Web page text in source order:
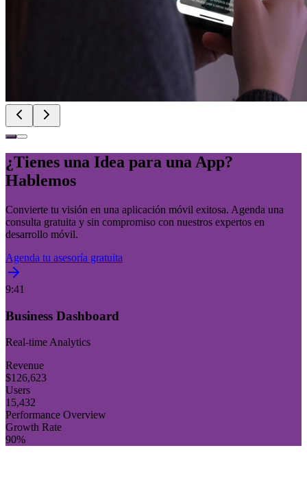
¿Tienes una Idea para una App?
Hablemos
Convierte tu visión en una aplicación móvil exitosa. Agenda una
consulta gratuita y sin compromiso con nuestros expertos en
desarrollo móvil.
Agenda tu asesoría gratuita
9:41
Business Dashboard
Real-time Analytics
Revenue
$126,623
Users
15,432
Performance Overview
Growth Rate
90%